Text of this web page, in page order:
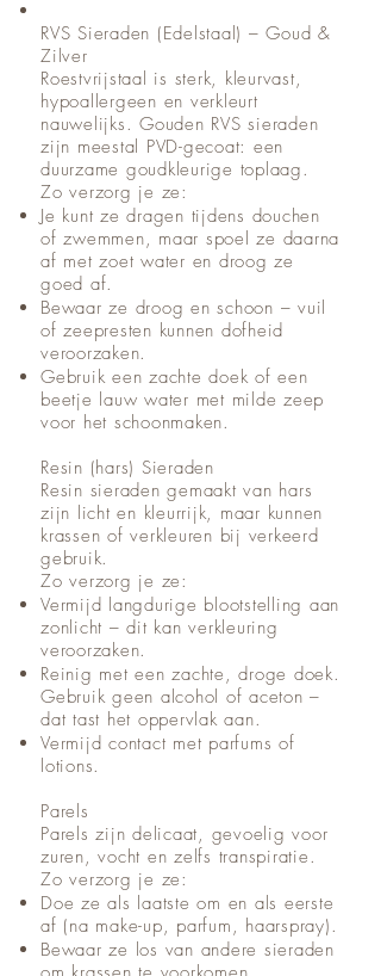
RVS Sieraden (Edelstaal) – Goud &
Zilver
Roestvrijstaal is sterk, kleurvast,
hypoallergeen en verkleurt
nauwelijks. Gouden RVS sieraden
zijn meestal PVD-gecoat: een
duurzame goudkleurige toplaag.
Zo verzorg je ze:
Je kunt ze dragen tijdens douchen
of zwemmen, maar spoel ze daarna
af met zoet water en droog ze
goed af.
Bewaar ze droog en schoon – vuil
of zeepresten kunnen dofheid
veroorzaken.
Gebruik een zachte doek of een
beetje lauw water met milde zeep
voor het schoonmaken.
Resin (hars) Sieraden
Resin sieraden gemaakt van hars
zijn licht en kleurrijk, maar kunnen
krassen of verkleuren bij verkeerd
gebruik.
Zo verzorg je ze:
Vermijd langdurige blootstelling aan
zonlicht – dit kan verkleuring
veroorzaken.
Reinig met een zachte, droge doek.
Gebruik geen alcohol of aceton –
dat tast het oppervlak aan.
Vermijd contact met parfums of
lotions.
Parels
Parels zijn delicaat, gevoelig voor
zuren, vocht en zelfs transpiratie.
Zo verzorg je ze:
Doe ze als laatste om en als eerste
af (na make-up, parfum, haarspray).
Bewaar ze los van andere sieraden